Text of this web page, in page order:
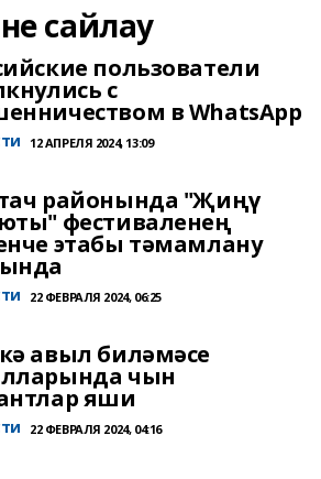
сайлау
пользователи
с
в WhatsApp
12 АПРЕЛЯ 2024, 13:09
районында "Җиңү
фестиваленең
этабы тәмамлану
22 ФЕВРАЛЯ 2024, 06:25
авыл биләмәсе
чын
яши
22 ФЕВРАЛЯ 2024, 04:16